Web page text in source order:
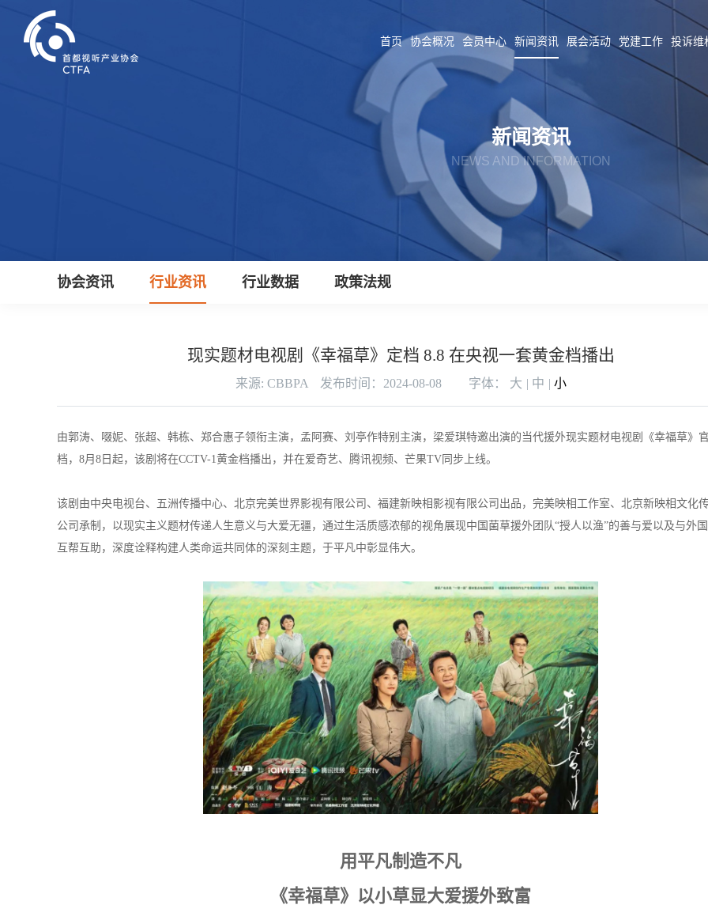
首页 协会概况 会员中心 新闻资讯 展会活动 党建工作 投诉维
新闻资讯
NEWS AND INFORMATION
协会资讯 行业资讯 行业数据 政策法规
现实题材电视剧《幸福草》定档 8.8 在央视一套黄金档播出
来源: CBBPA 发布时间：2024-08-08 字体： 大 | 中 | 小
由郭涛、啜妮、张超、韩栋、郑合惠子领衔主演，孟阿赛、刘亭作特别主演，梁爱琪特邀出演的当代援外现实题材电视剧《幸福草》
档，8月8日起，该剧将在CCTV-1黄金档播出，并在爱奇艺、腾讯视频、芒果TV同步上线。
该剧由中央电视台、五洲传播中心、北京完美世界影视有限公司、福建新映相影视有限公司出品，完美映相工作室、北京新映相文化
公司承制，以现实主义题材传递人生意义与大爱无疆，通过生活质感浓郁的视角展现中国菌草援外团队“授人以渔”的善与爱以及与外
互帮互助，深度诠释构建人类命运共同体的深刻主题，于平凡中彰显伟大。
用平凡制造不凡
《幸福草》以小草显大爱援外致富